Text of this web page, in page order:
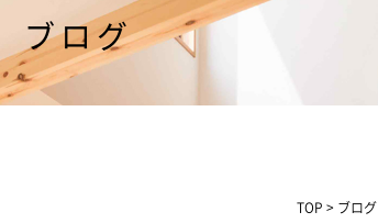
ブログ
TOP > ブログ